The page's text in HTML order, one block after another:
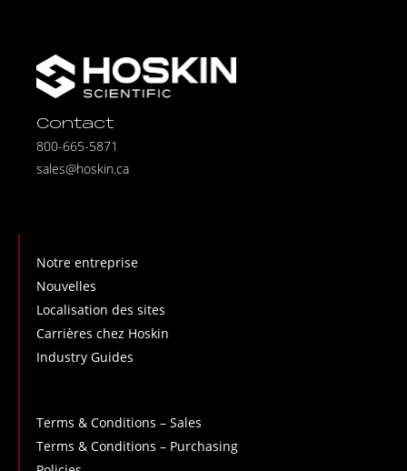
Contact
800-665-5871
sales@hoskin.ca
Notre entreprise
Nouvelles
Localisation des sites
Carrières chez Hoskin
Industry Guides
Terms & Conditions – Sales
Terms & Conditions – Purchasing